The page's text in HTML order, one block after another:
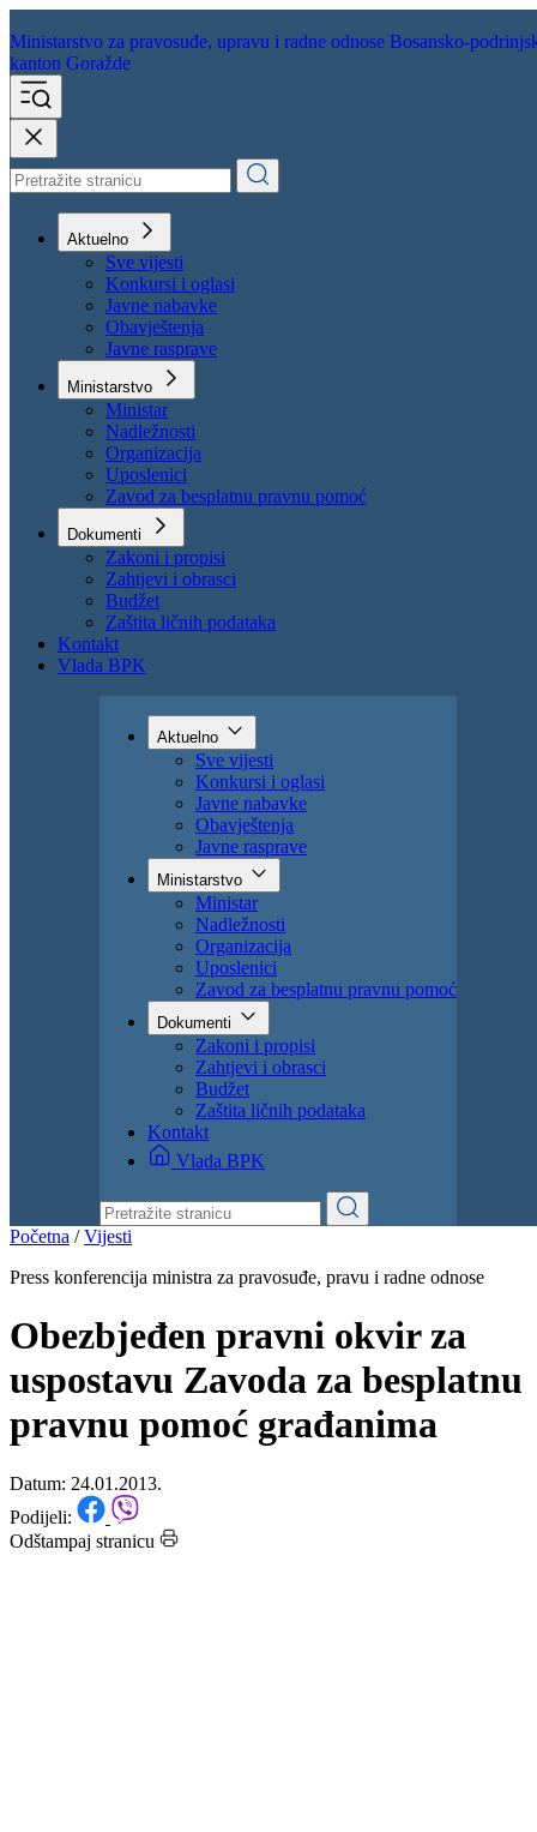
Ministarstvo za pravosuđe,
kanton Goražde
Aktuelno
Sve vijesti
Konkursi i oglasi
Javne nabavke
Obavještenja
Javne rasprave
Ministarstvo
Ministar
Nadležnosti
Organizacija
Uposlenici
Zavod za besplatnu pravnu pomoć
Dokumenti
Zakoni i propisi
Zahtjevi i obrasci
Budžet
Vlada BPK
Aktuelno
Sve vijesti
Konkursi i oglasi
Javne nabavke
Obavještenja
Javne rasprave
Ministarstvo
Ministar
Nadležnosti
Organizacija
Uposlenici
Zavod za besplatnu pravnu pomoć
Dokumenti
Zakoni i propisi
Zahtjevi i obrasci
Budžet
Zaštita ličnih podataka
Kontakt
Vlada BPK
Press konferencija ministra za pravosuđe, pravu i radne odnose
Obezbjeđen pravni okvir za
uspostavu Zavoda za besplatnu
pravnu pomoć građanima
Datum: 24.01.2013.